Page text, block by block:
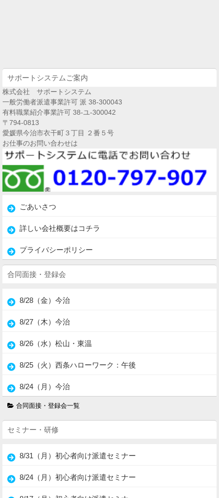
サポートシステムご案内
株式会社 サポートシステム
一般労働者派遣事業許可 派 38-300043
有料職業紹介事業許可 38-ユ-300042
〒794-0813
愛媛県今治市衣干町３丁目 ２番５号
お仕事のお問い合わせは
ごあいさつ
詳しい会社概要はコチラ
プライバシーポリシー
合同面接・登録会
8/28（金）今治
8/27（木）今治
8/26（水）松山・東温
8/25（火）西条ハローワーク：午後
8/24（月）今治
合同面接・登録会一覧
セミナー・研修
8/31（月）初心者向け派遣セミナー
8/24（月）初心者向け派遣セミナー